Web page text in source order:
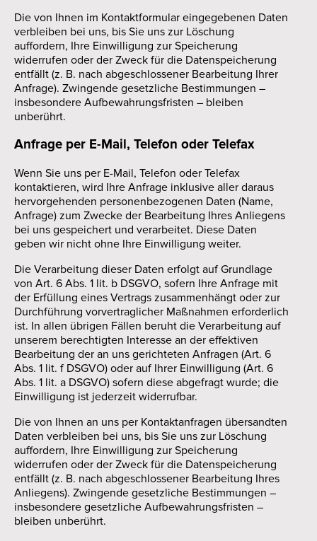
Die von Ihnen im Kontaktformular eingegebenen Daten
verbleiben bei uns, bis Sie uns zur Löschung
auffordern, Ihre Einwilligung zur Speicherung
widerrufen oder der Zweck für die Datenspeicherung
entfällt (z. B. nach abgeschlossener Bearbeitung Ihrer
Anfrage). Zwingende gesetzliche Bestimmungen –
insbesondere Aufbewahrungsfristen – bleiben
unberührt.
Anfrage per E-Mail, Telefon oder Telefax
Wenn Sie uns per E-Mail, Telefon oder Telefax
kontaktieren, wird Ihre Anfrage inklusive aller daraus
hervorgehenden personenbezogenen Daten (Name,
Anfrage) zum Zwecke der Bearbeitung Ihres Anliegens
bei uns gespeichert und verarbeitet. Diese Daten
geben wir nicht ohne Ihre Einwilligung weiter.
Die Verarbeitung dieser Daten erfolgt auf Grundlage
von Art. 6 Abs. 1 lit. b DSGVO, sofern Ihre Anfrage mit
der Erfüllung eines Vertrags zusammenhängt oder zur
Durchführung vorvertraglicher Maßnahmen erforderlich
ist. In allen übrigen Fällen beruht die Verarbeitung auf
unserem berechtigten Interesse an der effektiven
Bearbeitung der an uns gerichteten Anfragen (Art. 6
Abs. 1 lit. f DSGVO) oder auf Ihrer Einwilligung (Art. 6
Abs. 1 lit. a DSGVO) sofern diese abgefragt wurde; die
Einwilligung ist jederzeit widerrufbar.
Die von Ihnen an uns per Kontaktanfragen übersandten
Daten verbleiben bei uns, bis Sie uns zur Löschung
auffordern, Ihre Einwilligung zur Speicherung
widerrufen oder der Zweck für die Datenspeicherung
entfällt (z. B. nach abgeschlossener Bearbeitung Ihres
Anliegens). Zwingende gesetzliche Bestimmungen –
insbesondere gesetzliche Aufbewahrungsfristen –
bleiben unberührt.